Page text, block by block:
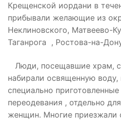
Крещенской иордани в
прибывали желающие из
Неклиновского, Матвеево-
Таганрога , Ростова-на-
Люди, посещавшие храм,
набирали освященную
специально
переодевания , отдельно
женщин. Многие приезжали